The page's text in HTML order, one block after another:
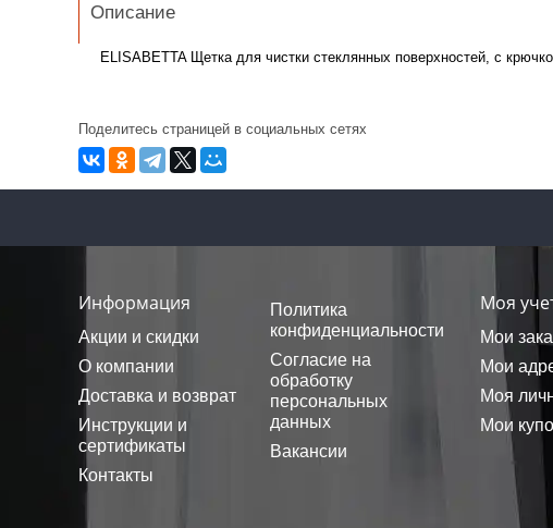
Описание
ELISABETTA Щетка для чистки стеклянных поверхностей, с
Поделитесь страницей в социальных сетях
Информация
Акции и скидки
О компании
Доставка и возврат
Инструкции и
сертификаты
Контакты
Политика
конфиденциальности
Согласие на
обработку
персональных
данных
Вакансии
Моя
Мои
Мои
Моя
Мои